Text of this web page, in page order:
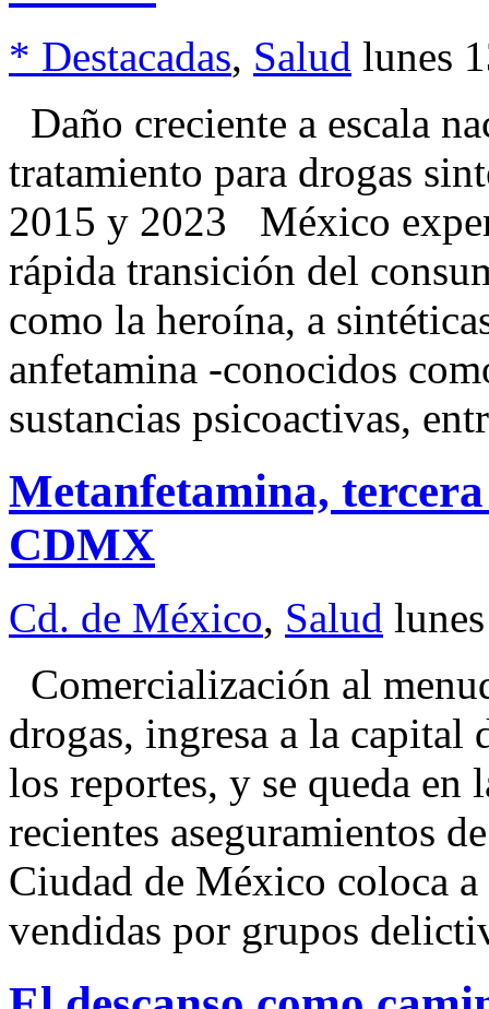
* Destacadas, Salud lunes
Daño creciente a escala
tratamiento para drogas
2015 y 2023 México
rápida transición del
como la heroína, a
anfetamina -conocidos
sustancias psicoactivas,
Metanfetamina,
CDMX
Cd. de México, Salud
Comercialización al
drogas, ingresa a la capital
los reportes, y se queda en
recientes aseguramientos
Ciudad de México coloca a
vendidas por grupos